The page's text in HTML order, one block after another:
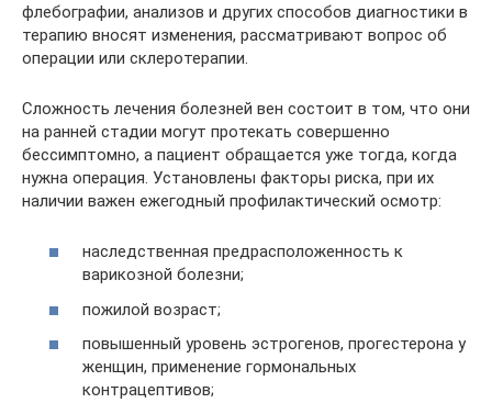
флебографии, анализов и других способов диагностики в
терапию вносят изменения, рассматривают вопрос об
операции или склеротерапии.
Сложность лечения болезней вен состоит в том, что они
на ранней стадии могут протекать совершенно
бессимптомно, а пациент обращается уже тогда, когда
нужна операция. Установлены факторы риска, при их
наличии важен ежегодный профилактический осмотр:
наследственная предрасположенность к
варикозной болезни;
пожилой возраст;
повышенный уровень эстрогенов, прогестерона у
женщин, применение гормональных
контрацептивов;